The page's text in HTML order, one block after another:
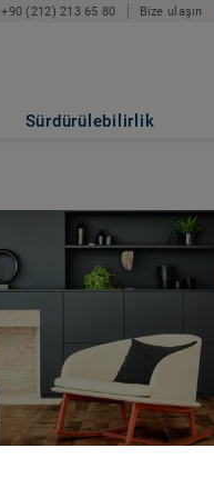
+90 (212) 213 65 80 Bize ulaşın
Sürdürülebilirlik